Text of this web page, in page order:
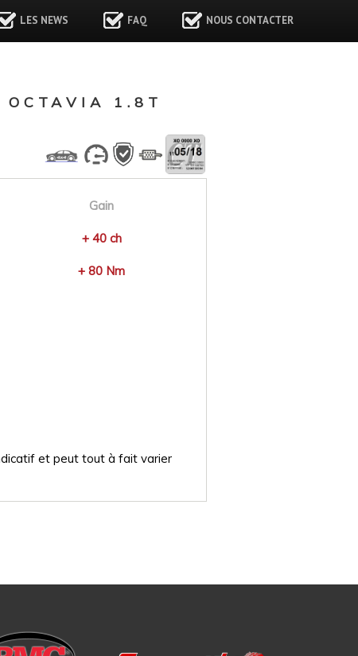
LES NEWS FAQ NOUS CONTACTER
OCTAVIA 1.8T
Gain
+ 40 ch
+ 80 Nm
et peut tout à fait varier